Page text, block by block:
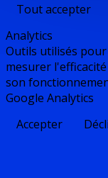
Tout accepter
Analytics
Outils utilisés
mesurer
son
Google Analytics
Accepter